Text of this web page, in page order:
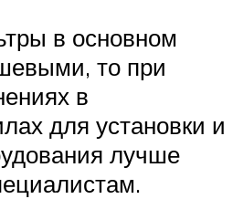
в основном
то при
в
для установки и
лучше